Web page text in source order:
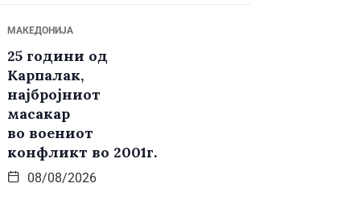
МАКЕДОНИЈА
25 години од
Карпалак,
најбројниот
масакар
во воениот
конфликт во 2001г.
08/08/2026